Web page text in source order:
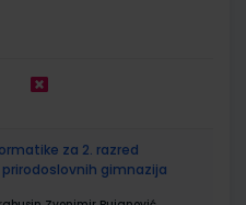
za 2. razred
gimnazija